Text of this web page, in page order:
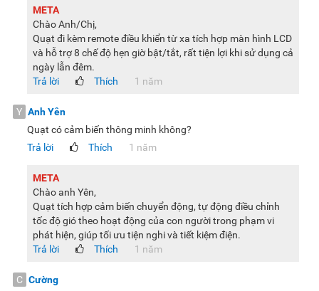
META
Chào Anh/Chị,
Quạt đi kèm remote điều khiển từ xa tích hợp màn hình LCD
và hỗ trợ 8 chế độ hẹn giờ bật/tắt, rất tiện lợi khi sử dụng cả
ngày lẫn đêm.
Trả lời
Thích 1 năm
Y Anh Yên
Quạt có cảm biến thông minh không?
Trả lời
Thích 1 năm
META
Chào anh Yên,
Quạt tích hợp cảm biến chuyển động, tự động điều chỉnh
tốc độ gió theo hoạt động của con người trong phạm vi
phát hiện, giúp tối ưu tiện nghi và tiết kiệm điện.
Trả lời
Thích 1 năm
C Cường